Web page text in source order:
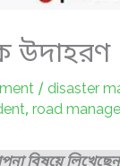
উদাহরণ
/ disaster
, road